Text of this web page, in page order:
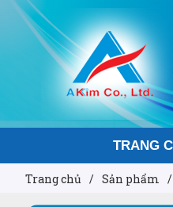
TRANG
Trang chủ / Sản phẩm /